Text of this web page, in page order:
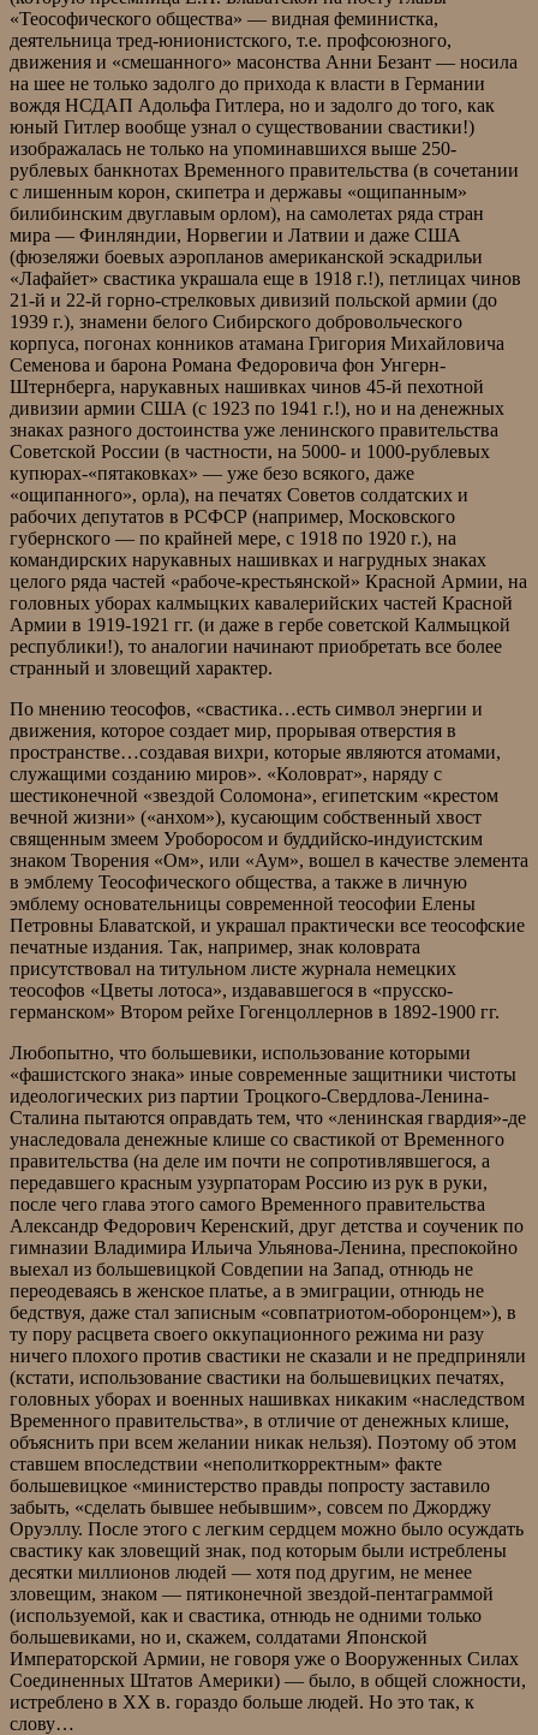
«Теософического общества» — видная феминистка,
деятельница тред-юнионистского, т.е. профсоюзного,
движения и «смешанного» масонства Анни Безант — носила
на шее не только задолго до прихода к власти в Германии
вождя НСДАП Адольфа Гитлера, но и задолго до того, как
юный Гитлер вообще узнал о существовании свастики!)
изображалась не только на упоминавшихся выше 250-
рублевых банкнотах Временного правительства (в сочетании
с лишенным корон, скипетра и державы «ощипанным»
билибинским двуглавым орлом), на самолетах ряда стран
мира — Финляндии, Норвегии и Латвии и даже США
(фюзеляжи боевых аэропланов американской эскадрильи
«Лафайет» свастика украшала еще в 1918 г.!), петлицах чинов
21-й и 22-й горно-стрелковых дивизий польской армии (до
1939 г.), знамени белого Сибирского добровольческого
корпуса, погонах конников атамана Григория Михайловича
Семенова и барона Романа Федоровича фон Унгерн-
Штернберга, нарукавных нашивках чинов 45-й пехотной
дивизии армии США (с 1923 по 1941 г.!), но и на денежных
знаках разного достоинства уже ленинского правительства
Советской России (в частности, на 5000- и 1000-рублевых
купюрах-«пятаковках» — уже безо всякого, даже
«ощипанного», орла), на печатях Советов солдатских и
рабочих депутатов в РСФСР (например, Московского
губернского — по крайней мере, с 1918 по 1920 г.), на
командирских нарукавных нашивках и нагрудных знаках
целого ряда частей «рабоче-крестьянской» Красной Армии, на
головных уборах калмыцких кавалерийских частей Красной
Армии в 1919-1921 гг. (и даже в гербе советской Калмыцкой
республики!), то аналогии начинают приобретать все более
странный и зловещий характер.
По мнению теософов, «свастика…есть символ энергии и
движения, которое создает мир, прорывая отверстия в
пространстве…создавая вихри, которые являются атомами,
служащими созданию миров». «Коловрат», наряду с
шестиконечной «звездой Соломона», египетским «крестом
вечной жизни» («анхом»), кусающим собственный хвост
священным змеем Уроборосом и буддийско-индуистским
знаком Творения «Ом», или «Аум», вошел в качестве элемента
в эмблему Теософического общества, а также в личную
эмблему основательницы современной теософии Елены
Петровны Блаватской, и украшал практически все теософские
печатные издания. Так, например, знак коловрата
присутствовал на титульном листе журнала немецких
теософов «Цветы лотоса», издававшегося в «прусско-
германском» Втором рейхе Гогенцоллернов в 1892-1900 гг.
Любопытно, что большевики, использование которыми
«фашистского знака» иные современные защитники чистоты
идеологических риз партии Троцкого-Свердлова-Ленина-
Сталина пытаются оправдать тем, что «ленинская гвардия»-де
унаследовала денежные клише со свастикой от Временного
правительства (на деле им почти не сопротивлявшегося, а
передавшего красным узурпаторам Россию из рук в руки,
после чего глава этого самого Временного правительства
Александр Федорович Керенский, друг детства и соученик по
гимназии Владимира Ильича Ульянова-Ленина, преспокойно
выехал из большевицкой Совдепии на Запад, отнюдь не
переодеваясь в женское платье, а в эмиграции, отнюдь не
бедствуя, даже стал записным «совпатриотом-оборонцем»), в
ту пору расцвета своего оккупационного режима ни разу
ничего плохого против свастики не сказали и не предприняли
(кстати, использование свастики на большевицких печатях,
головных уборах и военных нашивках никаким «наследством
Временного правительства», в отличие от денежных клише,
объяснить при всем желании никак нельзя). Поэтому об этом
ставшем впоследствии «неполиткорректным» факте
большевицкое «министерство правды попросту заставило
забыть, «сделать бывшее небывшим», совсем по Джорджу
Оруэллу. После этого с легким сердцем можно было осуждать
свастику как зловещий знак, под которым были истреблены
десятки миллионов людей — хотя под другим, не менее
зловещим, знаком — пятиконечной звездой-пентаграммой
(используемой, как и свастика, отнюдь не одними только
большевиками, но и, скажем, солдатами Японской
Императорской Армии, не говоря уже о Вооруженных Силах
Соединенных Штатов Америки) — было, в общей сложности,
истреблено в ХХ в. гораздо больше людей. Но это так, к
слову…